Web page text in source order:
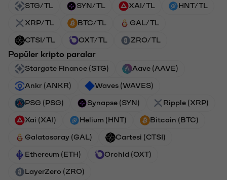
STG/TL SYN/TL XAI/TL HNT/TL
XRP/TL BTC/TL GAL/TL
CTSI/TL OXT/TL ZRO/TL
Popüler kripto paralar
Stargate Finance (STG) Aave (AAVE)
Ankr (ANKR) Waves (WAVES)
PSG (PSG) Synapse (SYN) Ripple (XRP)
Xai (XAI) Helium (HNT) Bitcoin (BTC)
Galatasaray (GAL) Cartesi (CTSI)
Ethereum (ETH) Orchid (OXT)
LayerZero (ZRO)